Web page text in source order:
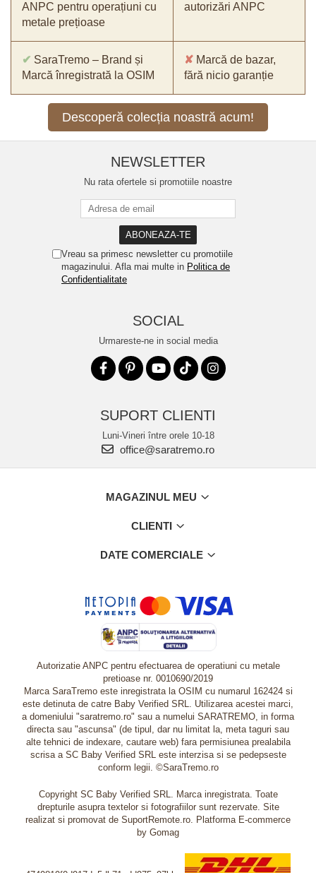
ANPC pentru operațiuni cu
metale prețioase
autorizări ANPC
✔ SaraTremo – Brand și
Marcă înregistrată la OSIM
✘ Marcă de bazar,
fără nicio garanție
Descoperă colecția noastră acum!
NEWSLETTER
Nu rata ofertele si promotiile noastre
Vreau sa primesc newsletter cu promotiile
magazinului. Afla mai multe in Politica de
Confidentialitate
SOCIAL
Urmareste-ne in social media
SUPORT CLIENTI
Luni-Vineri între orele 10-18
office@saratremo.ro
MAGAZINUL MEU
CLIENTI
DATE COMERCIALE
Autorizatie ANPC pentru efectuarea de operatiuni cu metale
pretioase nr. 0010690/2019
Marca SaraTremo este inregistrata la OSIM cu numarul 162424 si
este detinuta de catre Baby Verified SRL. Utilizarea acestei marci,
a domeniului "saratremo.ro" sau a numelui SARATREMO, in forma
directa sau "ascunsa" (de tipul, dar nu limitat la, meta taguri sau
alte tehnici de indexare, cautare web) fara permisiunea prealabila
scrisa a SC Baby Verified SRL este interzisa si se pedepseste
conform legii. ©SaraTremo.ro
Copyright SC Baby Verified SRL. Marca inregistrata. Toate
drepturile asupra textelor si fotografiilor sunt rezervate. Site
realizat si promovat de SuportRemote.ro. Platforma E-commerce
by Gomag